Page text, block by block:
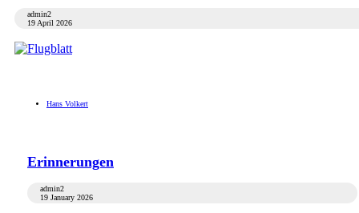
admin2
19 April 2026
Hans Volkert
Erinnerungen
admin2
19 January 2026